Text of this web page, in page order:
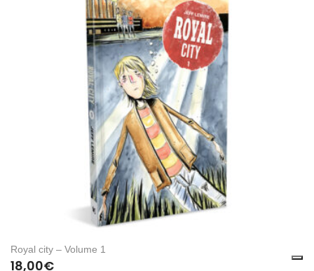
Royal city – Volume 1
18,00€